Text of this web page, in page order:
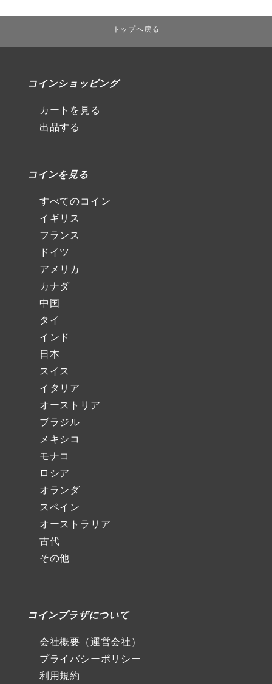
トップへ戻る
コインショッピング
カートを見る
出品する
コインを見る
すべてのコイン
イギリス
フランス
ドイツ
アメリカ
カナダ
中国
タイ
インド
日本
スイス
イタリア
オーストリア
ブラジル
メキシコ
モナコ
ロシア
オランダ
スペイン
オーストラリア
古代
その他
コインプラザについて
会社概要（運営会社）
プライバシーポリシー
利用規約